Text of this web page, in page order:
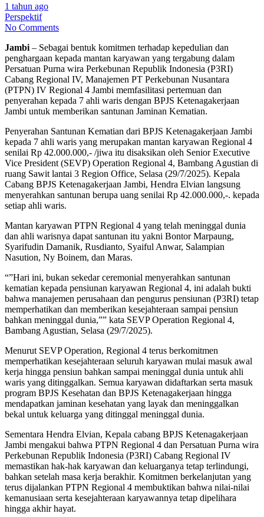
1 tahun ago
Perspektif
No Comments
Jambi – Sebagai bentuk komitmen terhadap kepedulian dan
penghargaan kepada mantan karyawan yang tergabung dalam
Persatuan Purna wira Perkebunan Republik Indonesia (P3RI)
Cabang Regional IV, Manajemen PT Perkebunan Nusantara
(PTPN) IV Regional 4 Jambi memfasilitasi pertemuan dan
penyerahan kepada 7 ahli waris dengan BPJS Ketenagakerjaan
Jambi untuk memberikan santunan Jaminan Kematian.
Penyerahan Santunan Kematian dari BPJS Ketenagakerjaan Jambi
kepada 7 ahli waris yang merupakan mantan karyawan Regional 4
senilai Rp 42.000.000,- /jiwa itu disaksikan oleh Senior Executive
Vice President (SEVP) Operation Regional 4, Bambang Agustian di
ruang Sawit lantai 3 Region Office, Selasa (29/7/2025). Kepala
Cabang BPJS Ketenagakerjaan Jambi, Hendra Elvian langsung
menyerahkan santunan berupa uang senilai Rp 42.000.000,-. kepada
setiap ahli waris.
Mantan karyawan PTPN Regional 4 yang telah meninggal dunia
dan ahli warisnya dapat santunan itu yakni Bontor Marpaung,
Syarifudin Damanik, Rusdianto, Syaiful Anwar, Salampian
Nasution, Ny Boinem, dan Maras.
“”Hari ini, bukan sekedar ceremonial menyerahkan santunan
kematian kepada pensiunan karyawan Regional 4, ini adalah bukti
bahwa manajemen perusahaan dan pengurus pensiunan (P3RI) tetap
memperhatikan dan memberikan kesejahteraan sampai pensiun
bahkan meninggal dunia,”” kata SEVP Operation Regional 4,
Bambang Agustian, Selasa (29/7/2025).
Menurut SEVP Operation, Regional 4 terus berkomitmen
memperhatikan kesejahteraan seluruh karyawan mulai masuk awal
kerja hingga pensiun bahkan sampai meninggal dunia untuk ahli
waris yang ditinggalkan. Semua karyawan didaftarkan serta masuk
program BPJS Kesehatan dan BPJS Ketenagakerjaan hingga
mendapatkan jaminan kesehatan yang layak dan meninggalkan
bekal untuk keluarga yang ditinggal meninggal dunia.
Sementara Hendra Elvian, Kepala cabang BPJS Ketenagakerjaan
Jambi mengakui bahwa PTPN Regional 4 dan Persatuan Purna wira
Perkebunan Republik Indonesia (P3RI) Cabang Regional IV
memastikan hak-hak karyawan dan keluarganya tetap terlindungi,
bahkan setelah masa kerja berakhir. Komitmen berkelanjutan yang
terus dijalankan PTPN Regional 4 membuktikan bahwa nilai-nilai
kemanusiaan serta kesejahteraan karyawannya tetap dipelihara
hingga akhir hayat.